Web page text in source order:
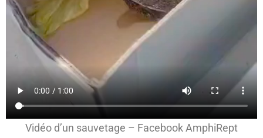
Vidéo d’un sauvetage – Facebook AmphiRept